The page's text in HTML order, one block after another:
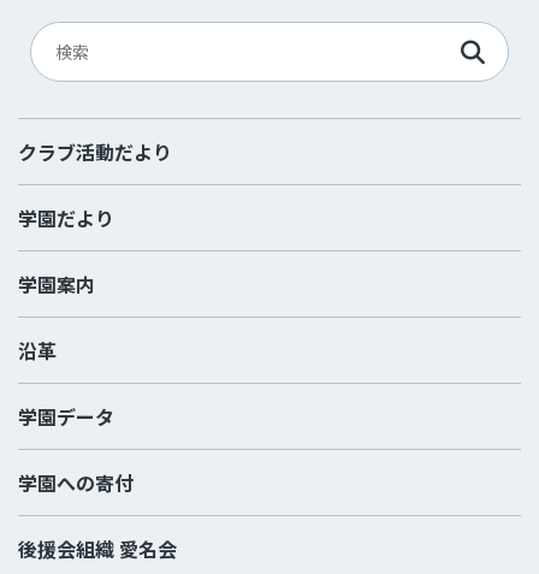
クラブ活動だより
学園だより
学園案内
沿革
学園データ
学園への寄付
後援会組織 愛名会